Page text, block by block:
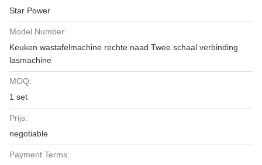
Star Power
Model Number:
Keuken wastafelmachine rechte naad Twee schaal verbinding
lasmachine
MOQ:
1 set
Prijs:
negotiable
Payment Terms: